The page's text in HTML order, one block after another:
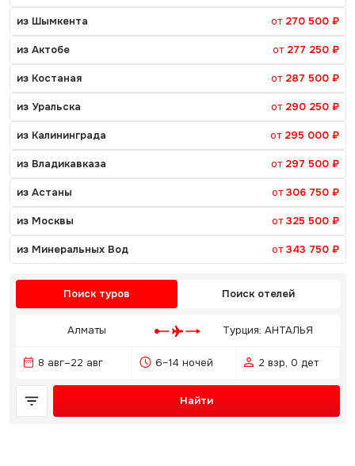
из Шымкента от 270 500 ₽
из Актобе от 277 250 ₽
из Костаная от 287 500 ₽
из Уральска от 290 250 ₽
из Калининграда от 295 000 ₽
из Владикавказа от 297 500 ₽
из Астаны от 306 750 ₽
из Москвы от 325 500 ₽
из Минеральных Вод от 343 750 ₽
Поиск туров Поиск отелей
Алматы Турция: АНТАЛЬЯ
8 авг–22 авг 6–14 ночей 2 взр, 0 дет
Найти